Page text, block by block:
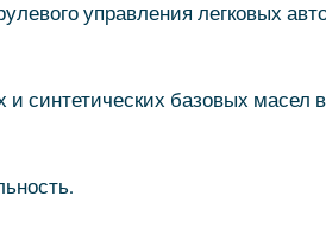
управления легковых
и синтетических базовых